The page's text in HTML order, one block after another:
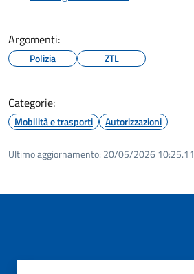
Argomenti:
Polizia ZTL
Categorie:
Mobilità e trasporti Autorizzazioni
Ultimo aggiornamento: 20/05/2026 10:25.11